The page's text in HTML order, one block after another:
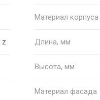
Материал корпуса
z Длина, мм
Высота, мм
Материал фасада